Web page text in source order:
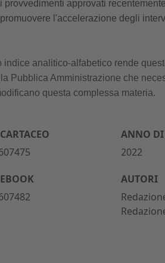
provvedimenti approvati
l'accelerazione degli
indice analitico-alfabetico rende
Pubblica Amministrazione che
questa complessa materia.
ANNO DI
2022
AUTORI